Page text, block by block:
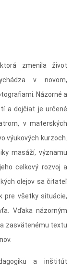
zmenila život
v novom,
Názorné a
a dojčiat je určené
v materských
výukových kurzoch.
masáží, významu
celkový rozvoj a
olejov sa čitateľ
pre všetky situácie,
Vďaka názorným
zasvätenému textu
a inštitút